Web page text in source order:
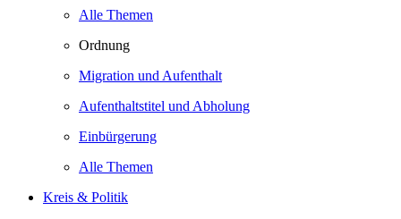
Alle Themen
Ordnung
Migration und Aufenthalt
Aufenthaltstitel und Abholung
Einbürgerung
Alle Themen
Kreis & Politik